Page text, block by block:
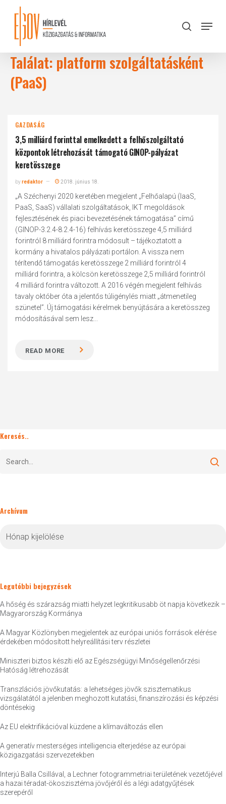
content
search
Menu
Találat: platform szolgáltatásként
(PaaS)
GAZDASÁG
3,5 milliárd forinttal emelkedett a felhőszolgáltató
központok létrehozását támogató GINOP-pályázat
keretösszege
byredaktor 2018. június 18.
„A Széchenyi 2020 keretében megjelent „Felhőalapú (IaaS,
PaaS, SaaS) vállalati szolgáltatások, IKT megoldások
fejlesztésének és piaci bevezetésének támogatása” című
(GINOP-3.2.4-8.2.4-16) felhívás keretösszege 4,5 milliárd
forintról 8 milliárd forintra módosult – tájékoztatott a
kormány a hivatalos pályázati portálon. A vissza nem
térítendő támogatás keretösszege 2 milliárd forintról 4
milliárd forintra, a kölcsön keretösszege 2,5 milliárd forintról
4 milliárd forintra változott. A 2016 végén megjelent felhívás
tavaly október óta a jelentős túligénylés miatt „átmenetileg
szünetel”. Új támogatási kérelmek benyújtására a keretösszeg
módosításával sem lesz...
READ MORE
Keresés..
Archívum
Legutóbbi bejegyzések
A hőség és szárazság miatti helyzet legkritikusabb öt napja következik –
Magyarország Kormánya
A Magyar Közlönyben megjelentek az európai uniós források elérése
érdekében módosított helyreállítási terv részletei
Miniszteri biztos készíti elő az Egészségügyi Minőségellenőrzési
Hatóság létrehozását
Transzlációs jövőkutatás: a lehetséges jövők szisztematikus
vizsgálatától a jelenben meghozott kutatási, finanszírozási és képzési
döntésekig
Az EU elektrifikációval küzdene a klímaváltozás ellen
A generatív mesterséges intelligencia elterjedése az európai
közigazgatási szervezetekben
Interjú Balla Csillával, a Lechner fotogrammetriai területének vezetőjével
a hazai téradat-ökoszisztéma jövőjéről és a légi adatgyűjtések
szerepéről
Close